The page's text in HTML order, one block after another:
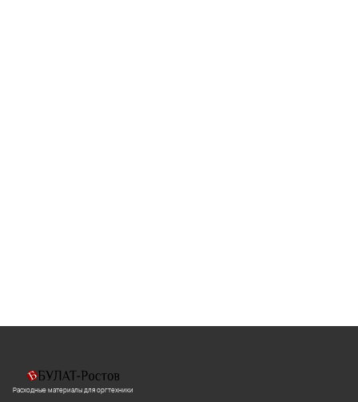
Расходные материалы для оргтехники